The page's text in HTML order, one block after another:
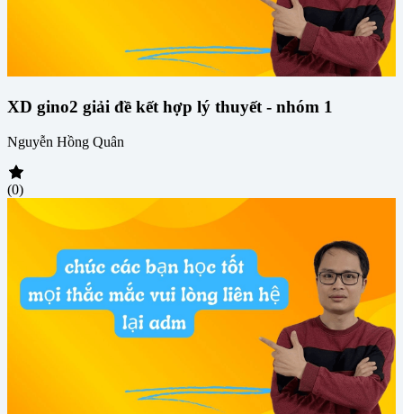
XD gino2 giải đề kết hợp lý thuyết - nhóm 1
Nguyễn Hồng Quân
(0)